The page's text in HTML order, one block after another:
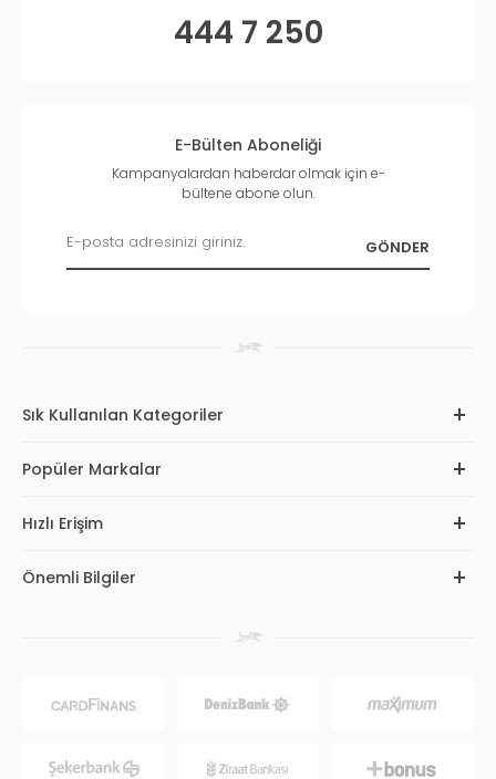
444 7 250
E-Bülten Aboneliği
Kampanyalardan haberdar olmak için e-
bültene abone olun.
Sık Kullanılan Kategoriler
Popüler Markalar
Hızlı Erişim
Önemli Bilgiler